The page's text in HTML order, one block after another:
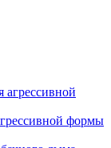
формы